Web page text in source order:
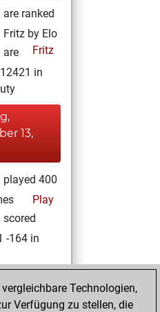
are ranked
by Elo
Fritz
are
in
13,
played 400
Play
scored
-164 in
Juli 28,
Technologien,
Verfügung zu stellen, die